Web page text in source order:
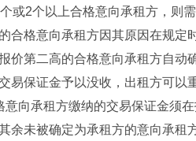
或2个以上合格意向承租方，则
合格意向承租方因其原因在规
价第二高的合格意向承租方自
易保证金予以没收，出租方可以
意向承租方缴纳的交易保证金须
余未被确定为承租方的意向承